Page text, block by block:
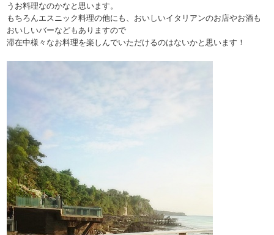
うお料理なのかなと思います。
もちろんエスニック料理の他にも、おいしいイタリアンのお店やお酒も
おいしいバーなどもありますので
滞在中様々なお料理を楽しんでいただけるのはないかと思います！